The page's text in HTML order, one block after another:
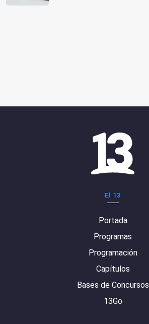
El 13
Portada
Programas
Programación
Capítulos
Bases de Concursos
13Go